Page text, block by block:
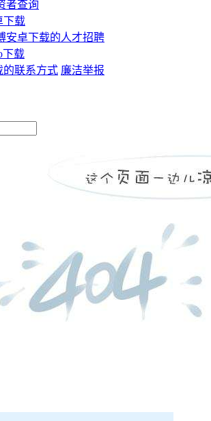
者查询
下载
安卓下载的人才招聘
下载
的联系方式 廉洁举报